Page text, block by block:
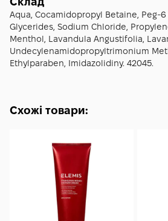
нашарувань і чутливості клієнта.
розм'якшений шар скейлером,
фрезою або пилкою. Ретельно
теплою водою, промокніть рушником
зволожувальний крем для
Aqua, Cocamidopropyl Betaine, Peg-
Glycerides, Sodium Chloride,
Menthol, Lavandula Angustifolia,
Undecylenamidopropyltrimonium
Ethylparaben, Imidazolidiny. 42045.
Схожі товари: